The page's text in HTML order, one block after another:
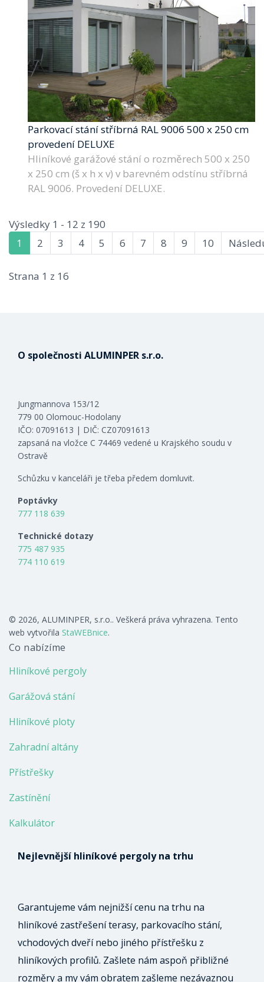
Parkovací stání stříbrná RAL 9006 500 x 250 cm
provedení DELUXE
Hliníkové garážové stání o rozměrech 500 x 250
x 250 cm (š x h x v) v barevném odstínu stříbrná
RAL 9006. Provedení DELUXE.
Výsledky 1 - 12 z 190
1
2 3 4 5 6 7 8 9 10
Strana 1 z 16
O společnosti ALUMINPER s.r.o.
Jungmannova 153/12
779 00 Olomouc-Hodolany
IČO: 07091613 | DIČ: CZ07091613
zapsaná na vložce C 74469 vedené u Krajského soudu v
Ostravě
Schůzku v kanceláři je třeba předem domluvit.
Poptávky
777 118 639
Technické dotazy
775 487 935
774 110 619
© 2026, ALUMINPER, s.r.o.. Veškerá práva vyhrazena. Tento
web vytvořila StaWEBnice.
Co nabízíme
Hliníkové pergoly
Garážová stání
Hliníkové ploty
Zahradní altány
Přístřešky
Zastínění
Kalkulátor
Nejlevnější hliníkové pergoly na trhu
Garantujeme vám nejnižší cenu na trhu na
hliníkové zastřešení terasy, parkovacího stání,
vchodových dveří nebo jiného přístřešku z
hliníkových profilů. Zašlete nám aspoň přibližné
rozměry a my vám obratem zašleme nezávaznou